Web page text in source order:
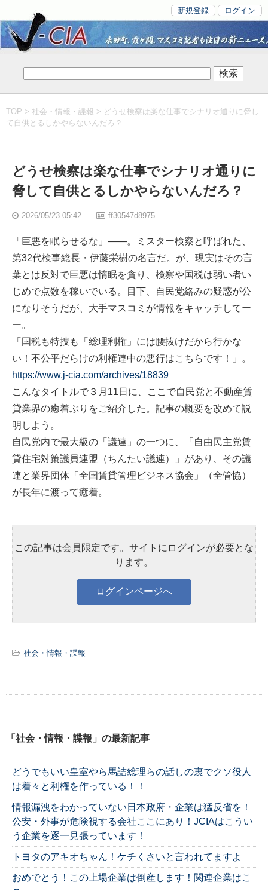
新規登録 ログイン
TOP > 社会・情報・諜報 > どうせ検察は楽な仕事でシナリオ通りに脅し
て自供とるしかやらないんだろ？
どうせ検察は楽な仕事でシナリオ通りに
脅して自供とるしかやらないんだろ？
2026/05/23 05:42 ff30547d8975
「巨悪を眠らせるな」――。ミスター検察と呼ばれた、
第32代検事総長・伊藤栄樹の名言だ。が、現実はその言
葉とは反対で巨悪は惰眠を貪り、検察や国税は弱い者い
じめで点数を稼いでいる。目下、自民党絡みの疑惑が公
になりそうだが、大手マスコミが情報をキャッチしてー
ー。
「国税も特捜も「総理利権」には腰抜けだから行かな
い！不公平だらけの利権連中の悪行はこちらです！」。
https://www.j-cia.com/archives/18839
こんなタイトルで３月11日に、ここで自民党と不動産賃
貸業界の癒着ぶりをご紹介した。記事の概要を改めて説
明しよう。
自民党内で最大級の「議連」の一つに、「自由民主党賃
貸住宅対策議員連盟（ちんたい議連）」があり、その議
連と業界団体「全国賃貸管理ビジネス協会」（全管協）
が長年に渡って癒着。
この記事は会員限定です。サイトにログインが必要とな
ります。
社会・情報・諜報
「社会・情報・諜報」の最新記事
どうでもいい皇室やら馬詰総理らの話しの裏でクソ役人
は着々と利権を作っている！！
情報漏洩をわかっていない日本政府・企業は猛反省を！
公安・外事が危険視する会社ここにあり！JCIAはこうい
う企業を逐一見張っています！
トヨタのアキオちゃん！ケチくさいと言われてますよ
おめでとう！この上場企業は倒産します！関連企業はこ
こ